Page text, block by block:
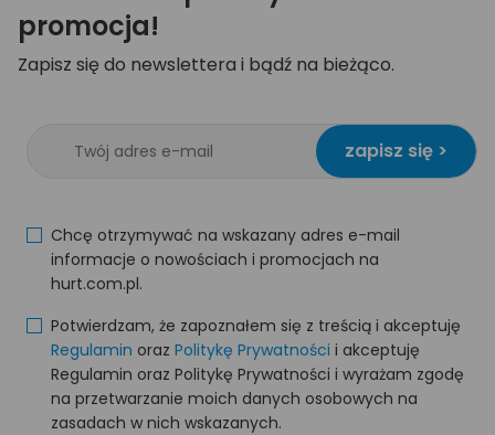
promocja!
Zapisz się do newslettera i bądź na bieżąco.
zapisz się >
Chcę otrzymywać na wskazany adres e-mail
informacje o nowościach i promocjach na
hurt.com.pl.
Potwierdzam, że zapoznałem się z treścią i akceptuję
Regulamin oraz Politykę Prywatności i akceptuję
Regulamin oraz Politykę Prywatności i wyrażam zgodę
na przetwarzanie moich danych osobowych na
zasadach w nich wskazanych.